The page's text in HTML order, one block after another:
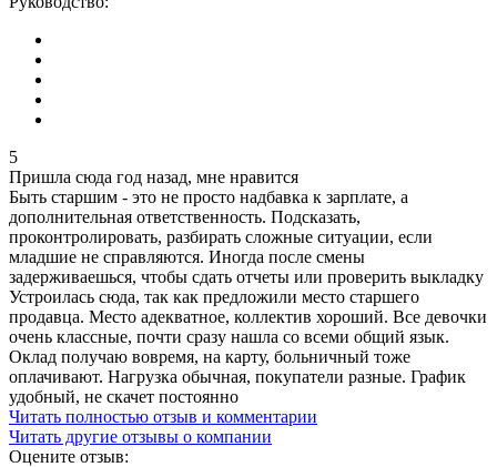
5
Пришла сюда год назад, мне нравится
Быть старшим - это не просто надбавка к зарплате, а
дополнительная ответственность. Подсказать,
проконтролировать, разбирать сложные ситуации, если
младшие не справляются. Иногда после смены
задерживаешься, чтобы сдать отчеты или проверить выкладку
Устроилась сюда, так как предложили место старшего
продавца. Место адекватное, коллектив хороший. Все девочки
очень классные, почти сразу нашла со всеми общий язык.
Оклад получаю вовремя, на карту, больничный тоже
оплачивают. Нагрузка обычная, покупатели разные. График
удобный, не скачет постоянно
Читать полностью отзыв и комментарии
Читать другие отзывы о компании
Оцените отзыв: